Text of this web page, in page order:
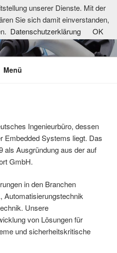
Menü
Ingenieurbüro, dessen
Embedded Systems liegt. Das
als Ausgründung aus der auf
GmbH.
in den Branchen
Automatisierungstechnik
Unsere
von Lösungen für
und sicherheitskritische
unserer Dienste. Mit der
Sie sich damit einverstanden,
Datenschutzerklärung OK